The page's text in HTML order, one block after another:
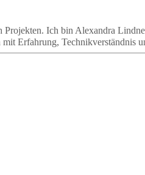
Ich bin Alexandra
Erfahrung, Technikverständnis